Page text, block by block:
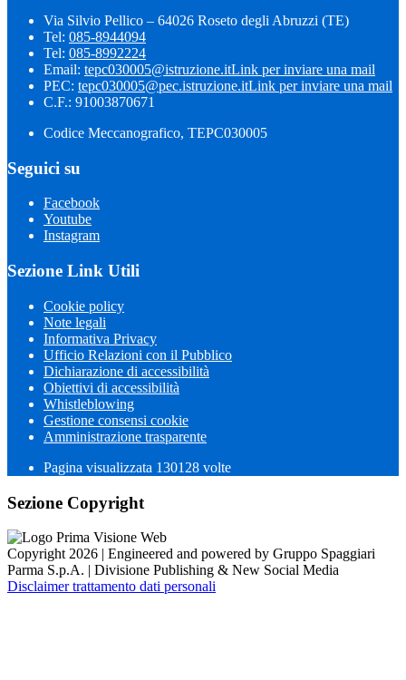
Via Silvio Pellico – 64026 Roseto degli Abruzzi (TE)
Tel: 085-8944094
Tel: 085-8992224
Email: tepc030005@istruzione.itLink per inviare una mail
PEC: tepc030005@pec.istruzione.itLink per inviare una mail
C.F.: 91003870671
Codice Meccanografico, TEPC030005
Seguici su
Facebook
Youtube
Instagram
Sezione Link Utili
Cookie policy
Note legali
Informativa Privacy
Ufficio Relazioni con il Pubblico
Dichiarazione di accessibilità
Obiettivi di accessibilità
Whistleblowing
Gestione consensi cookie
Amministrazione trasparente
Pagina visualizzata 130128 volte
Sezione Copyright
Copyright 2026 | Engineered and powered by Gruppo Spaggiari
Parma S.p.A. | Divisione Publishing & New Social Media
Disclaimer trattamento dati personali